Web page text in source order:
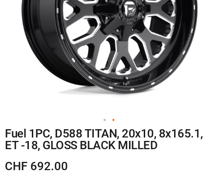
Zum
Anfang
der
Bildgalerie
Fuel 1PC, D588 TITAN, 20x10, 8x165.1,
ET -18, GLOSS BLACK MILLED
CHF 692.00